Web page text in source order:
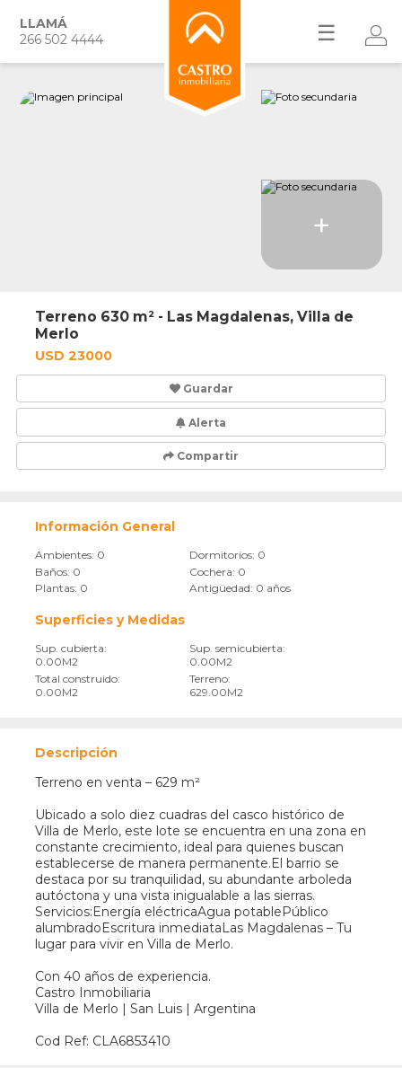
LLAMÁ
266 502 4444
☰
+
Terreno 630 m² - Las Magdalenas, Villa de
Merlo
USD 23000
Guardar
Alerta
Compartir
Información General
Ambientes: 0
Dormitorios: 0
Baños: 0
Cochera: 0
Plantas: 0
Antigüedad: 0 años
Superficies y Medidas
Sup. cubierta:
0.00M2
Sup. semicubierta:
0.00M2
Total construido:
0.00M2
Terreno:
629.00M2
Descripción
Terreno en venta – 629 m²
Ubicado a solo diez cuadras del casco histórico de
Villa de Merlo, este lote se encuentra en una zona en
constante crecimiento, ideal para quienes buscan
establecerse de manera permanente.El barrio se
destaca por su tranquilidad, su abundante arboleda
autóctona y una vista inigualable a las sierras.
Servicios:Energía eléctricaAgua potablePúblico
alumbradoEscritura inmediataLas Magdalenas – Tu
lugar para vivir en Villa de Merlo.
Con 40 años de experiencia.
Castro Inmobiliaria
Villa de Merlo | San Luis | Argentina
Cod Ref: CLA6853410